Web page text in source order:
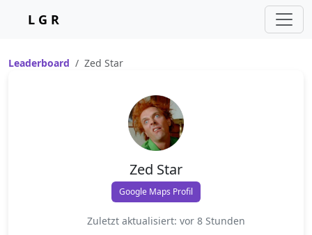
L G R
Leaderboard Zed Star
Zed Star
Google Maps Profil
Zuletzt aktualisiert: vor 8 Stunden